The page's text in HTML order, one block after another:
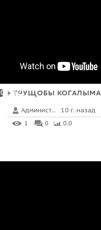
ТРУЩОБЫ КОГАЛЫМА
00:18:21
Админист...
10 г. назад
1
0 0.0